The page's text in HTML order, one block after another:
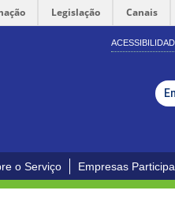
Legislação Canais
o Serviço Empresas